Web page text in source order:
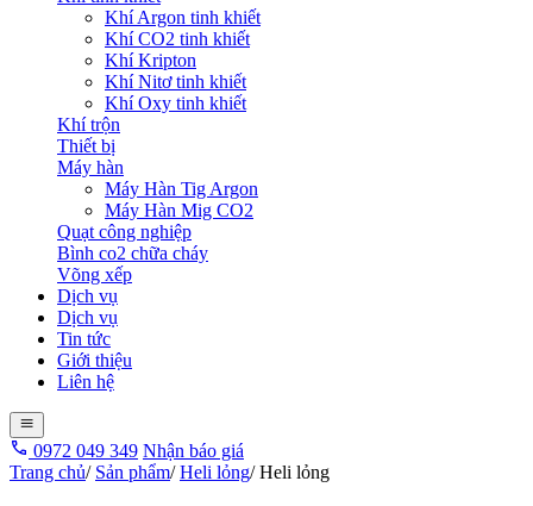
Khí Argon tinh khiết
Khí CO2 tinh khiết
Khí Kripton
Khí Nitơ tinh khiết
Khí Oxy tinh khiết
Khí trộn
Thiết bị
Máy hàn
Máy Hàn Tig Argon
Máy Hàn Mig CO2
Quạt công nghiệp
Bình co2 chữa cháy
Võng xếp
Dịch vụ
Dịch vụ
Tin tức
Giới thiệu
Liên hệ
0972 049 349 Nhận báo giá
Trang chủ/ Sản phẩm/ Heli lỏng/ Heli lỏng